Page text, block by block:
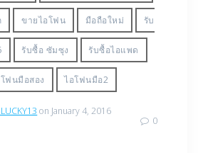
ขายไอโฟน มือถือใหม่ รับ
รับซื้อ ซัมซุง รับซื้อไอแพด
ฟนมือสอง ไอโฟนมือ2
on January 4, 2016
0